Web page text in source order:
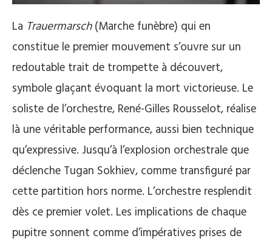
La Trauermarsch(Marche funèbre) qui en
constitue le premier mouvement s’ouvre sur un
redoutable trait de trompette à découvert,
symbole glaçant évoquant la mort victorieuse. Le
soliste de l’orchestre, René-Gilles Rousselot, réalise
là une véritable performance, aussi bien technique
qu’expressive. Jusqu’à l’explosion orchestrale que
déclenche Tugan Sokhiev, comme transfiguré par
cette partition hors norme. L’orchestre resplendit
dès ce premier volet. Les implications de chaque
pupitre sonnent comme d’impératives prises de